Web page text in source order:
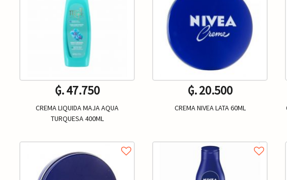
₲. 47.750
CREMA LIQUIDA MAJA AQUA
TURQUESA 400ML
₲. 20.500
CREMA NIVEA LATA 60ML